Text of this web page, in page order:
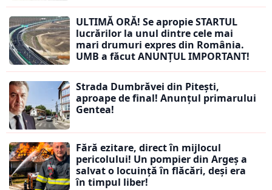
ULTIMĂ ORĂ! Se apropie STARTUL
lucrărilor la unul dintre cele mai
mari drumuri expres din România.
UMB a făcut ANUNȚUL IMPORTANT!
Strada Dumbrăvei din Pitești,
aproape de final! Anunțul primarului
Gentea!
Fără ezitare, direct în mijlocul
pericolului! Un pompier din Argeș a
salvat o locuință în flăcări, deși era
în timpul liber!